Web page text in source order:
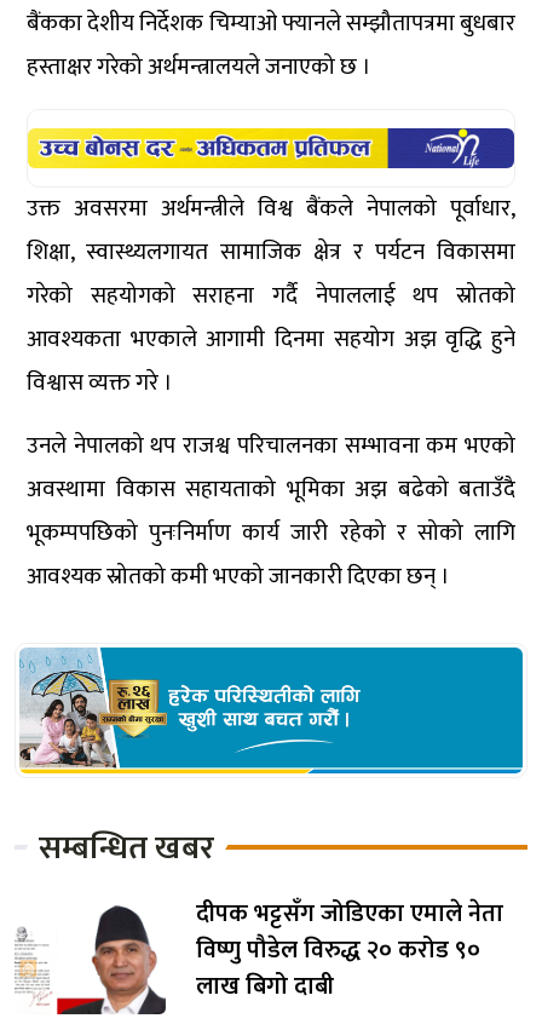
बैंकका देशीय निर्देशक चिम्याओ फ्यानले सम्झौतापत्रमा बुधबार
हस्ताक्षर गरेको अर्थमन्त्रालयले जनाएको छ ।
उक्त अवसरमा अर्थमन्त्रीले विश्व बैंकले नेपालको पूर्वाधार,
शिक्षा, स्वास्थ्यलगायत सामाजिक क्षेत्र र पर्यटन विकासमा
गरेको सहयोगको सराहना गर्दै नेपाललाई थप स्रोतको
आवश्यकता भएकाले आगामी दिनमा सहयोग अझ वृद्धि हुने
विश्वास व्यक्त गरे ।
उनले नेपालको थप राजश्व परिचालनका सम्भावना कम भएको
अवस्थामा विकास सहायताको भूमिका अझ बढेको बताउँदै
भूकम्पपछिको पुनःनिर्माण कार्य जारी रहेको र सोको लागि
आवश्यक स्रोतको कमी भएको जानकारी दिएका छन् ।
सम्बन्धित खबर
दीपक भट्टसँग जोडिएका एमाले नेता
विष्णु पौडेल विरुद्ध २० करोड ९०
लाख बिगो दाबी